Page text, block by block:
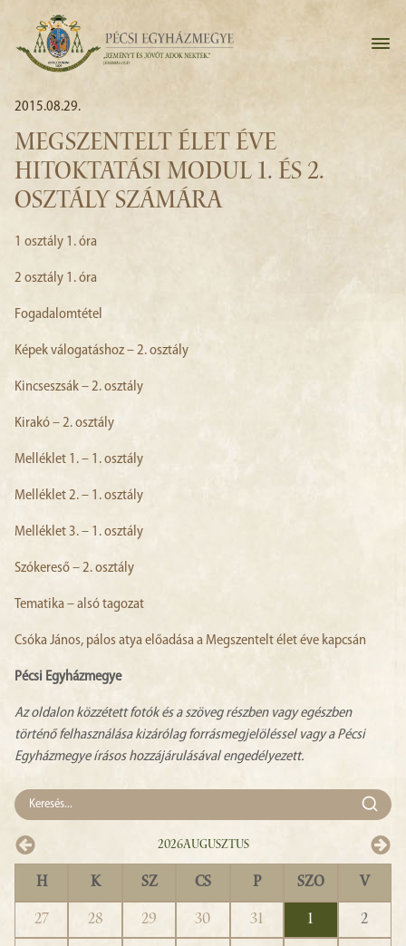
2015.08.29.
MEGSZENTELT ÉLET ÉVE
HITOKTATÁSI MODUL 1. ÉS 2.
OSZTÁLY SZÁMÁRA
1 osztály 1. óra
2 osztály 1. óra
Fogadalomtétel
Képek válogatáshoz – 2. osztály
Kincseszsák – 2. osztály
Kirakó – 2. osztály
Melléklet 1. – 1. osztály
Melléklet 2. – 1. osztály
Melléklet 3. – 1. osztály
Szókereső – 2. osztály
Tematika – alsó tagozat
Csóka János, pálos atya előadása a Megszentelt élet éve kapcsán
Pécsi Egyházmegye
Az oldalon közzétett fotók és a szöveg részben vagy egészben
történő felhasználása kizárólag forrásmegjelöléssel vagy a Pécsi
Egyházmegye írásos hozzájárulásával engedélyezett.
2026Augusztus
H K SZ CS P SZO V
27 28 29 30 31 1
2